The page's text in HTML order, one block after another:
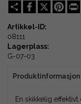
Share
X
Artikkel-ID:
08111
Lagerplass:
G-07-03
Produktinformasjon
En skikkelig